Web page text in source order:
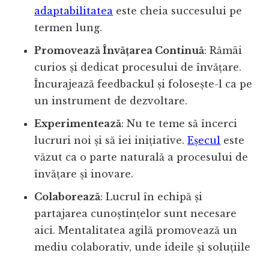
adaptabilitatea este cheia succesului pe
termen lung.
Promovează Învățarea Continuă: Rămâi
curios și dedicat procesului de învățare.
Încurajează feedbackul și folosește-l ca pe
un instrument de dezvoltare.
Experimentează: Nu te teme să încerci
lucruri noi și să iei inițiative.Eșecul este
văzut ca o parte naturală a procesului de
învățare și inovare.
Colaborează: Lucrul în echipă și
partajarea cunoștințelor sunt necesare
aici. Mentalitatea agilă promovează un
mediu colaborativ, unde ideile și soluțiile